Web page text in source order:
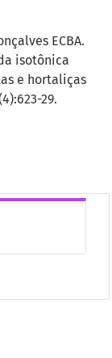
ECBA.
isotônica
e hortaliças
29.